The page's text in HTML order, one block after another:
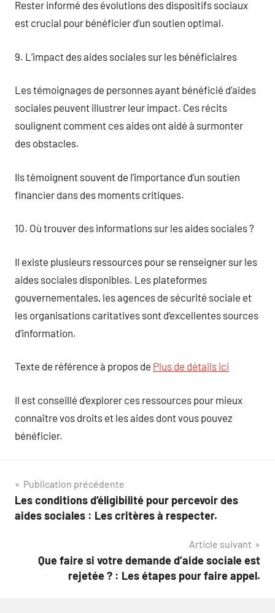
Rester informé des évolutions des dispositifs sociaux
est crucial pour bénéficier d’un soutien optimal.
9. L’impact des aides sociales sur les bénéficiaires
Les témoignages de personnes ayant bénéficié d’aides
sociales peuvent illustrer leur impact. Ces récits
soulignent comment ces aides ont aidé à surmonter
des obstacles.
Ils témoignent souvent de l’importance d’un soutien
financier dans des moments critiques.
10. Où trouver des informations sur les aides sociales ?
Il existe plusieurs ressources pour se renseigner sur les
aides sociales disponibles. Les plateformes
gouvernementales, les agences de sécurité sociale et
les organisations caritatives sont d’excellentes sources
d’information.
Texte de référence à propos de Plus de détails ici
Il est conseillé d’explorer ces ressources pour mieux
connaître vos droits et les aides dont vous pouvez
bénéficier.
Navigation
de
Publication précédente
Les conditions d’éligibilité pour percevoir des
aides sociales : Les critères à respecter.
Article suivant
Que faire si votre demande d’aide sociale est
rejetée ? : Les étapes pour faire appel.